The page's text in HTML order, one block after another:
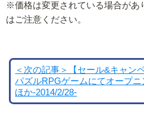
※価格は変更されている場合があ
はご注意ください。
＜次の記事＞【セール&キャン
パズルRPGゲームにてオープニ
ほか-2014/2/28-